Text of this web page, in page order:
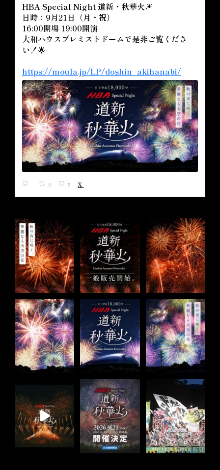
HBA Special Night 道新・秋華火🎆
日時：9月21日（月・祝）
16:00開場 19:00開演
大和ハウスプレミストドームで是非ご覧くださ
い！🌟
https://moula.jp/LP/doshin_akihanabi/
0 5 X